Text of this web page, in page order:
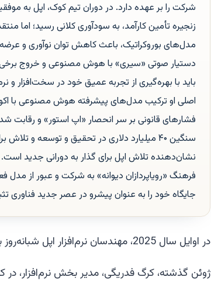
شرکت را بر عهده دارد. در دوران تیم کوک، اپل به
زنجیره تأمین کارآمد، به سودآوری کلانی رسید؛
مدل‌های بوروکراتیک، باعث کاهش توان نوآوری و
دستیار صوتی «سیری» با هوش مصنوعی و خروج برخی
باید با بهره‌گیری از تجربه عمیق خود در سخت‌افزار و
اصلی او ترکیب مدل‌های پیشرفته هوش مصنوعی با
فشارهای قانونی بر سر انحصار «اپ استور» و
سنگین ۴۰ میلیارد دلاری در تحقیق و توسعه و
نشان‌دهنده تلاش اپل برای گذار به دورانی جدید است.
فرهنگ «رویاپردازان دیوانه» به شرکت و عبور از مدل
جایگاه خود را به عنوان پیشرو در عصر جدید فناوری
در اوایل سال 2025، مهندسان نرم‌افزار اپل شبانه‌روز برای ارائه نوآوری بعدی این شرکت کار می‌کردند.
ژوئن گذشته، کرگ فدریگی، مدیر بخش نرم‌افزار،